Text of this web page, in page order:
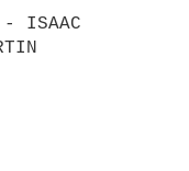
- ISAAC